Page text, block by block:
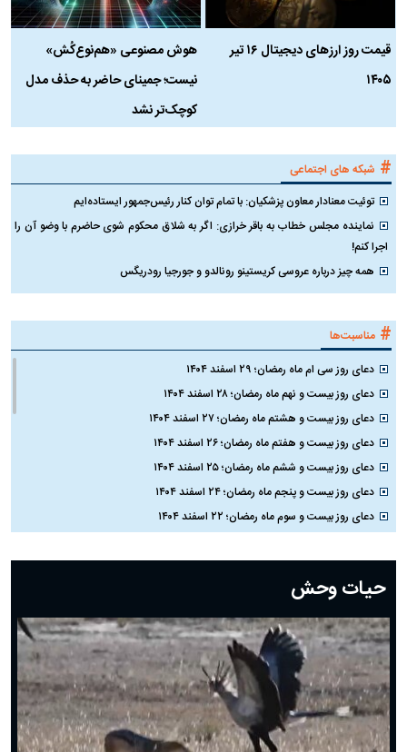
قیمت روز ارز‌های دیجیتال ۱۶ تیر
۱۴۰۵
هوش مصنوعی «هم‌نوع‌کُش»
نیست؛ جمینای حاضر به حذف مدل
کوچک‌تر نشد
# شبکه های اجتماعی
توئیت معنادار معاون پزشکیان: با تمام توان کنار رئیس‌جمهور ایستاده‌ایم
نماینده مجلس خطاب به باقر خرازی: اگر به شلاق محکوم شوی حاضرم با وضو آن را
اجرا کنم!
همه چیز درباره عروسی کریستینو رونالدو و جورجیا رودریگس
# مناسبت‌ها
دعای روز سی ام ماه رمضان؛ ۲۹ اسفند ۱۴۰۴
دعای روز بیست و نهم ماه رمضان؛ ۲۸ اسفند ۱۴۰۴
دعای روز بیست و هشتم ماه رمضان؛ ۲۷ اسفند ۱۴۰۴
دعای روز بیست و هفتم ماه رمضان؛ ۲۶ اسفند ۱۴۰۴
دعای روز بیست و ششم ماه رمضان؛ ۲۵ اسفند ۱۴۰۴
دعای روز بیست و پنجم ماه رمضان؛ ۲۴ اسفند ۱۴۰۴
دعای روز بیست و سوم ماه رمضان؛ ۲۲ اسفند ۱۴۰۴
دعای روز بیستم ماه رمضان؛ ۱۹ اسفند ۱۴۰۴
دعای روز هشتم ماه مبارک رمضان؛ ۷ اسفند ماه ۱۴۰۴
دعای روز هفتم ماه رمضان؛ ۶ اسفند ۱۴۰۴
دعای روز ششم ماه رمضان؛ ۵ اسفند ۱۴۰۴
دعای روز پنجم ماه رمضان؛ ۴ اسفند ۱۴۰۴
دعای روز چهارم ماه مبارک رمضان؛ ۳ اسفند ۱۴۰۴
دعای روز سوم ماه مبارک رمضان؛ ۱۴ اسفند ۱۴۰۴
دعای روز دوم ماه مبارک رمضان ۱ اسفند ماه ۱۴۰۴
حیات وحش